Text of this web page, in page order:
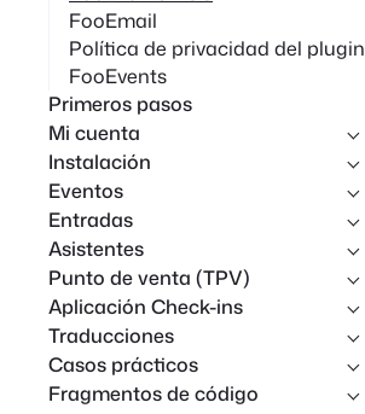
FooEmail
Política de privacidad del plugin
FooEvents
Primeros pasos
Mi cuenta
Instalación
Eventos
Entradas
Asistentes
Punto de venta (TPV)
Aplicación Check-ins
Traducciones
Casos prácticos
Fragmentos de código